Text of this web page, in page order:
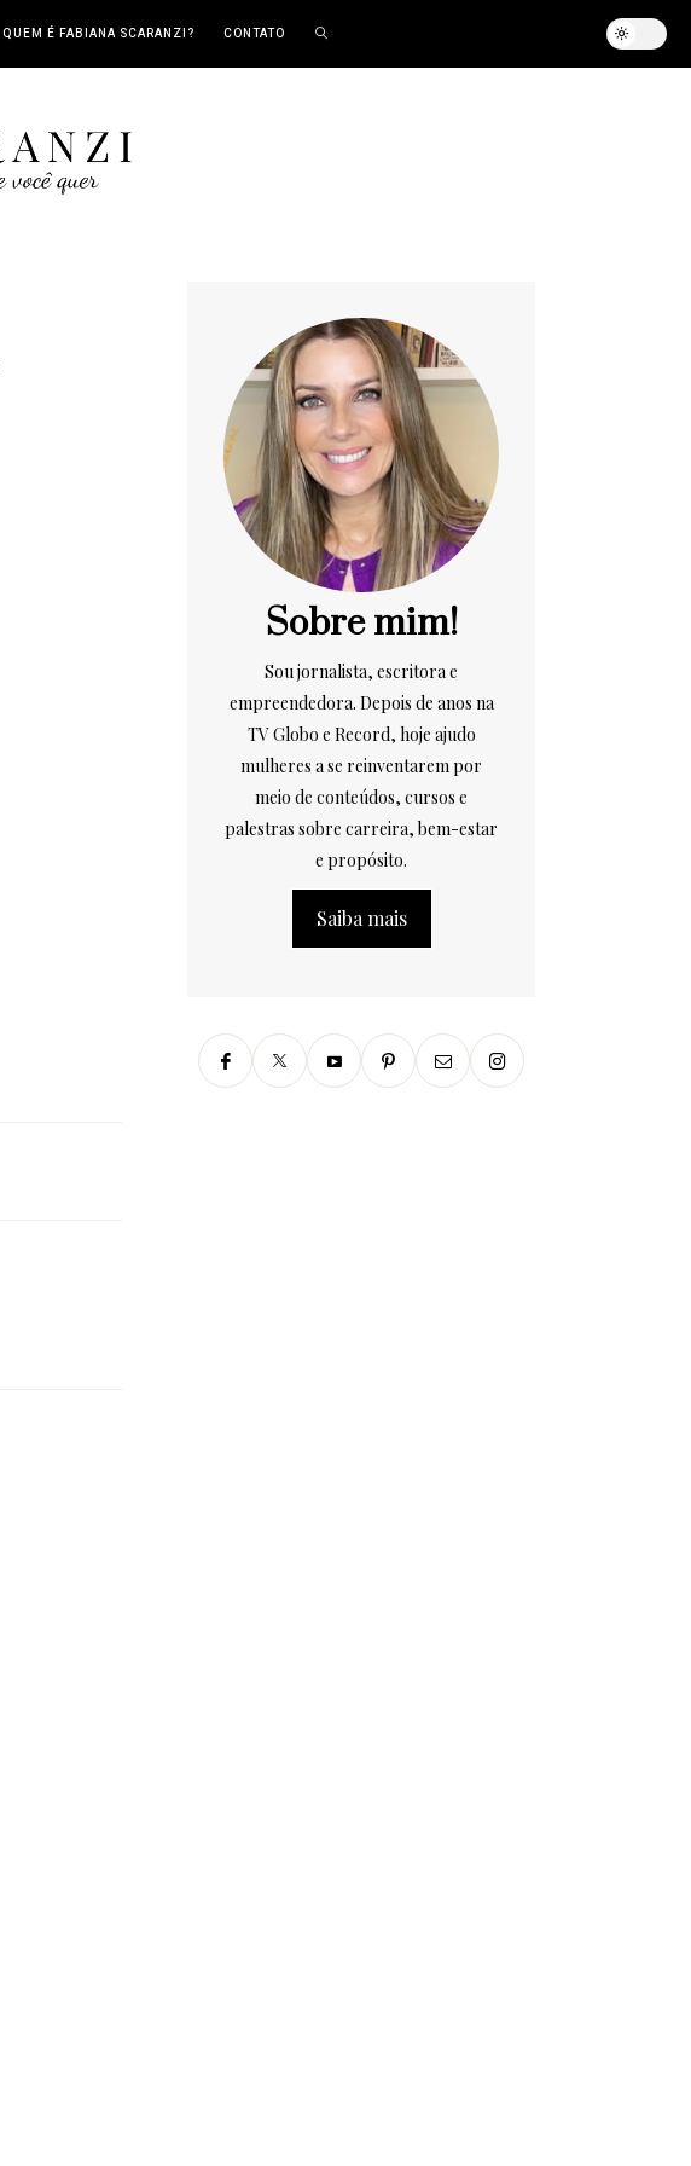
QUEM É FABIANA SCARANZI? CONTATO
Sobre mim!
Sou jornalista, escritora e
empreendedora. Depois de anos na
TV Globo e Record, hoje ajudo
mulheres a se reinventarem por
meio de conteúdos, cursos e
palestras sobre carreira, bem-estar
e propósito.
Saiba mais